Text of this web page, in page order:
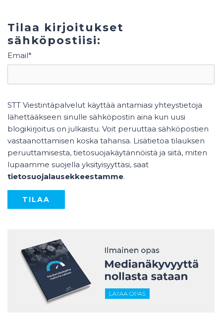
Tilaa kirjoitukset
sähköpostiisi:
Email*
STT Viestintäpalvelut käyttää antamiasi yhteystietoja
lähettääkseen sinulle sähköpostin aina kun uusi
blogikirjoitus on julkaistu. Voit peruuttaa sähköpostien
vastaanottamisen koska tahansa. Lisätietoa tilauksen
peruuttamisesta, tietosuojakäytännöistä ja siitä, miten
lupaamme suojella yksityisyyttäsi, saat
tietosuojalausekkeestamme.